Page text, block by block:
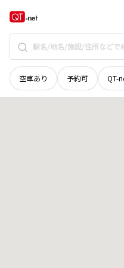
空車あり 予約可 QT-
栃木県